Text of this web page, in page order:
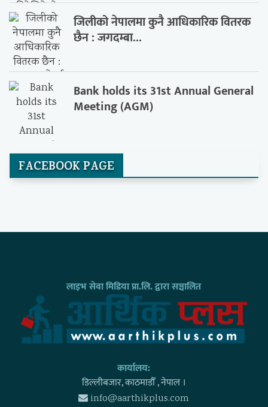
जिलीको नेपालमा कुनै आधिकारिक वितरक
छैन : जगदम्बा...
Bank holds its 31st Annual General
Meeting (AGM)
FACEBOOK PAGE
लाइभ सेवा मिडिया प्रा.लि. द्वारा सञ्चालित
कार्यालय:
डिल्लीबजार, काठमाडाैँ , नेपाल ।
info@aarthikplus.com